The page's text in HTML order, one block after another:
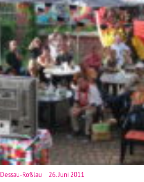
Dessau-Roßlau 26. Juni 2011